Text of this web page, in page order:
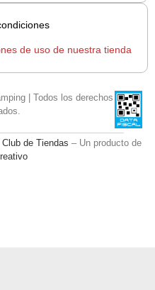
de uso de nuestra tienda
| Todos los derechos
Club de Tiendas – Un producto de